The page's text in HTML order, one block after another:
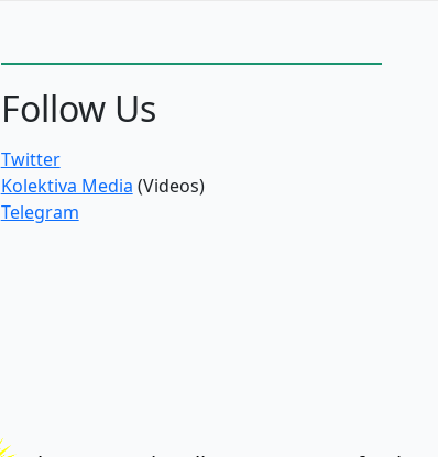
Follow Us
Twitter
Kolektiva Media (Videos)
Telegram